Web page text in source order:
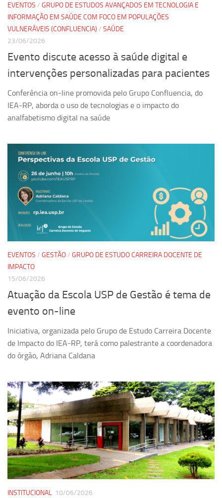
Ciência, Arte, Educação e Sociedade: CienArtES
Grupo de Estudos Avançados em Tecnologia e Informação
Criminologia Experimental e Segurança Pública
Direito e Tecnologia (Tech Law)
Grupos de pesquisa encerrados
Ano Sabático
Daniel Domingues dos Santos
Cristina Godoy Bernardo de Oliveira (FDRP)
Evandro Eduardo Seron Ruiz
Professor Sênior
Professores Seniores Encerrados
Polo Ribeirão Preto
Equipe
Estrutura do polo
Espaço de Eventos
Projetos
Ciência com Pipoca
Ciência Por Elas
EVENTOS / GRUPO DE ESTUDOS AVANÇADOS EM TECNOLOGIA E
INFORMAÇÃO EM SAÚDE COM FOCO EM POPULAÇÕES
VULNERÁVEIS (CONFLUENCIA) / SAÚDE
23/06/2026
Evento discute acesso à saúde digital e
intervenções personalizadas para pacientes
Conferência on-line promovida pelo Grupo Confluencia, do
IEA-RP, aborda o uso de tecnologias e o impacto do
analfabetismo digital na saúde
EVENTOS / GESTÃO/ GRUPO DE ESTUDO CARREIRA DOCENTE DE
IMPACTO
15/06/2026
Atuação da Escola USP de Gestão é tema de
evento on-line
Iniciativa, organizada pelo Grupo de Estudo Carreira Docente
de Impacto do IEA-RP, terá como palestrante a coordenadora
do órgão, Adriana Caldana
INSTITUCIONAL 10/06/2026